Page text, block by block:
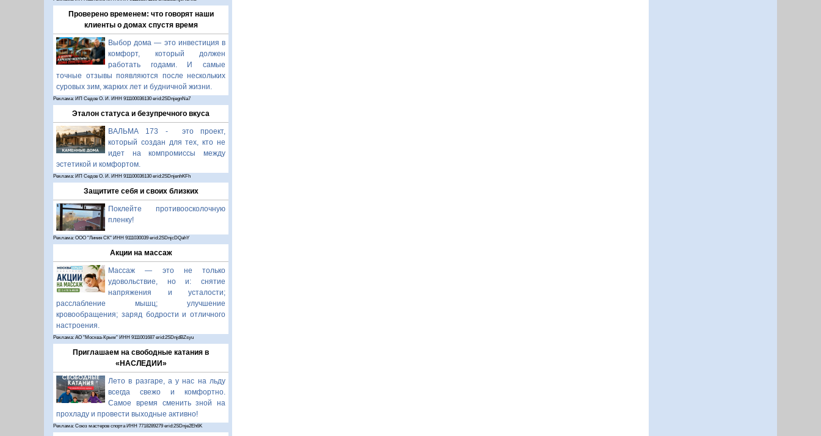
Проверено временем: что говорят наши
клиенты о домах спустя время
Выбор дома — это инвестиция в
комфорт, который должен
работать годами. И самые
точные отзывы появляются после нескольких
суровых зим, жарких лет и будничной жизни.
Реклама: ИП Седов О. И. ИНН 911100036130 erid:2SDnjegnNa7
Эталон статуса и безупречного вкуса
ВАЛЬМА 173 - это проект,
который создан для тех, кто не
идет на компромиссы между
эстетикой и комфортом.
Реклама: ИП Седов О. И. ИНН 911100036130 erid:2SDnjenhKFh
Защитите себя и своих близких
Поклейте противоосколочную
пленку!
Реклама: ООО "Линия СК" ИНН 9111030039 erid:2SDnjcDQahY
Акции на массаж
Массаж — это не только
удовольствие, но и: снятие
напряжения и усталости;
расслабление мышц; улучшение
кровообращения; заряд бодрости и отличного
настроения.
Реклама: АО "Москва-Крым" ИНН 9111001687 erid:2SDnjdBZsyu
Приглашаем на свободные катания в
«НАСЛЕДИИ»
Лето в разгаре, а у нас на льду
всегда свежо и комфортно.
Самое время сменить зной на
прохладу и провести выходные активно!
Реклама: Союз мастеров спорта ИНН 7718289279 erid:2SDnje2Eh6K